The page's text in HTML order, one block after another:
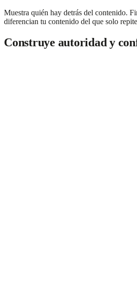
Muestra quién hay detrás del contenido.
diferencian tu contenido del que solo
Construye autoridad y